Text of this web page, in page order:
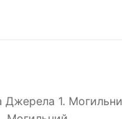
Джерела 1.